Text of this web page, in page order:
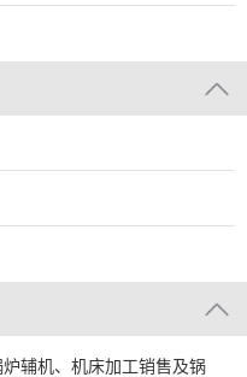
辅机、机床加工销售及锅